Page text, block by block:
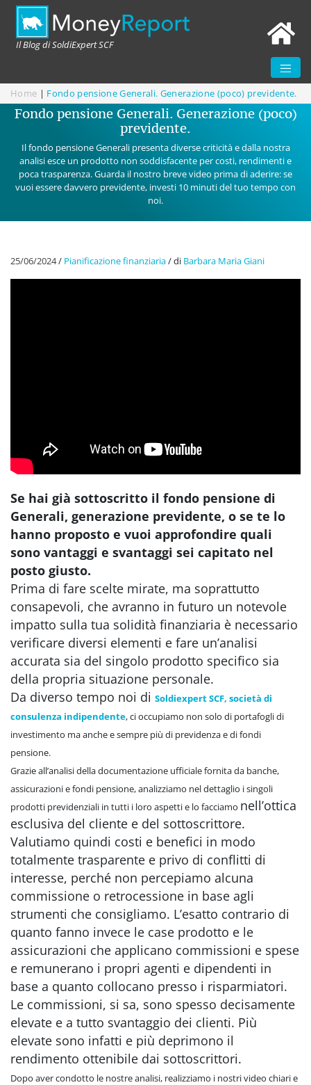
Il Blog di SoldiExpert SCF
Home | Fondo pensione Generali. Generazione (poco) previdente.
Fondo pensione Generali. Generazione (poco)
previdente.
Il fondo pensione Generali presenta diverse criticità e dalla nostra
analisi esce un prodotto non soddisfacente per costi, rendimenti e
poca trasparenza. Guarda il nostro breve video prima di aderire: se
vuoi essere davvero previdente, investi 10 minuti del tuo tempo con
noi.
25/06/2024/ Pianificazione finanziaria/di Barbara Maria Giani
Se hai già sottoscritto il fondo pensione di
Generali, generazione previdente, o se te lo
hanno proposto e vuoi approfondire quali
sono vantaggi e svantaggi sei capitato nel
posto giusto.
Prima di fare scelte mirate, ma soprattutto
consapevoli, che avranno in futuro un notevole
impatto sulla tua solidità finanziaria è necessario
verificare diversi elementi e fare un’analisi
accurata sia del singolo prodotto specifico sia
della propria situazione personale.
Da diverso tempo noi di Soldiexpert SCF, società di
consulenza indipendente, ci occupiamo non solo di portafogli di
investimento ma anche e sempre più di previdenza e di fondi
pensione.
Grazie all’analisi della documentazione ufficiale fornita da banche,
assicurazioni e fondi pensione, analizziamo nel dettaglio i singoli
prodotti previdenziali in tutti i loro aspetti e lo facciamo nell’ottica
esclusiva del cliente e del sottoscrittore.
Valutiamo quindi costi e benefici in modo
totalmente trasparente e privo di conflitti di
interesse, perché non percepiamo alcuna
commissione o retrocessione in base agli
strumenti che consigliamo. L’esatto contrario di
quanto fanno invece le case prodotto e le
assicurazioni che applicano commissioni e spese
e remunerano i propri agenti e dipendenti in
base a quanto collocano presso i risparmiatori.
Le commissioni, si sa, sono spesso decisamente
elevate e a tutto svantaggio dei clienti. Più
elevate sono infatti e più deprimono il
rendimento ottenibile dai sottoscrittori.
Dopo aver condotto le nostre analisi, realizziamo i nostri video chiari e